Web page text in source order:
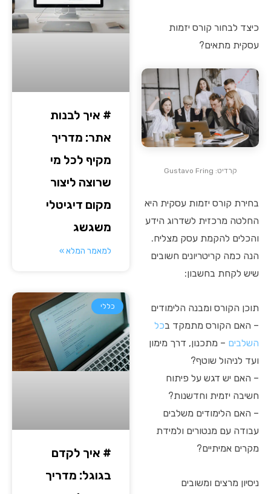
כיצד לבחור קורס יזמות
עסקית מתאים?
קרדיט: Gustavo Fring
בחירת קורס יזמות עסקית היא
החלטה מרכזית לשדרוג הידע
והכלים להקמת עסק מצליח.
הנה כמה קריטריונים חשובים
שיש לקחת בחשבון:
תוכן הקורס ומבנה הלימודים
– האם הקורס מתמקד בכל
השלבים – מתכנון, דרך מימון
ועד לניהול שוטף?
– האם יש דגש על פיתוח
חשיבה יזמית וחדשנות?
– האם הלימודים משלבים
עבודה עם מנטורים ולמידת
מקרים אמיתיים?
ניסיון מרצים ומשובים
# איך לבנות
אתר: מדריך
מקיף לכל מי
שרוצה ליצור
מקום דיגיטלי
משגשג
למאמר המלא »
כללי
# איך לקדם
בגוגל: מדריך